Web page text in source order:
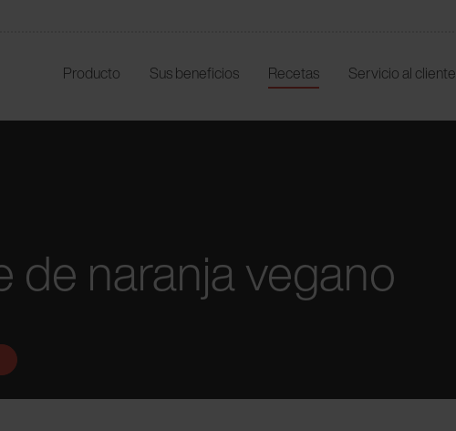
Producto Sus beneficios Recetas Servicio al cliente
de naranja vegano